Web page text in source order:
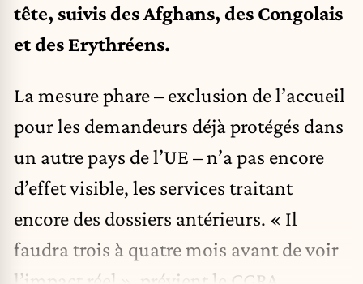
tête, suivis des Afghans, des Congolais
et des Erythréens.
La mesure phare – exclusion de l’accueil
pour les demandeurs déjà protégés dans
un autre pays de l’UE – n’a pas encore
d’effet visible, les services traitant
encore des dossiers antérieurs. « Il
faudra trois à quatre mois avant de voir